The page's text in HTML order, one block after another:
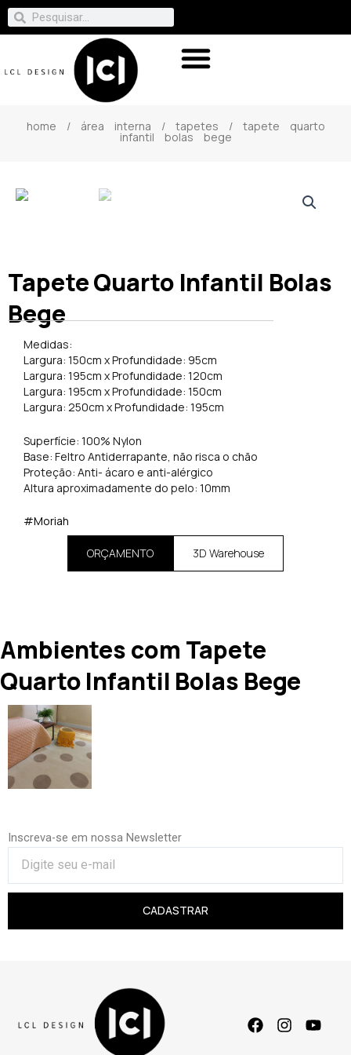
home / área interna / tapetes / tapete quarto
infantil bolas bege
Tapete Quarto Infantil Bolas
Bege
Medidas:
Largura: 150cm x Profundidade: 95cm
Largura: 195cm x Profundidade: 120cm
Largura: 195cm x Profundidade: 150cm
Largura: 250cm x Profundidade: 195cm
Superfície: 100% Nylon
Base: Feltro Antiderrapante, não risca o chão
Proteção: Anti- ácaro e anti-alérgico
Altura aproximadamente do pelo: 10mm
#Moriah
ORÇAMENTO 3D Warehouse
Ambientes com Tapete
Quarto Infantil Bolas Bege
Inscreva-se em nossa Newsletter
CADASTRAR